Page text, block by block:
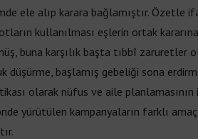
ele alıp karara bağlamıştır. Özetle
kullanılması eşlerin ortak
buna karşılık başta tıbbî zaruretler
düşürme, başlamış gebeliği sona
olarak nüfus ve aile planlamasının
yürütülen kampanyaların farklı